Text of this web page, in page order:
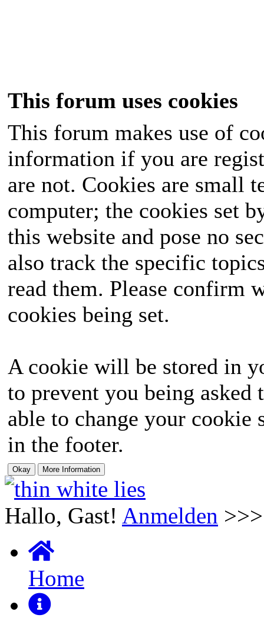
This forum uses cookies
This forum makes use of
information if you are
are not. Cookies are small
computer; the cookies set
this website and pose no
also track the specific
read them. Please confirm
cookies being set.
A cookie will be stored in
to prevent you being
able to change your
in the footer.
Hallo, Gast! Anmelden
Home